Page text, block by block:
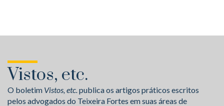
Vistos, etc.
O boletim Vistos, etc.publica os artigos práticos escritos
pelos advogados do Teixeira Fortes em suas áreas de